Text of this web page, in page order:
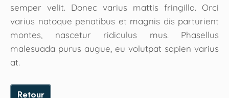
semper velit. Donec varius mattis fringilla. Orci
varius natoque penatibus et magnis dis parturient
montes, nascetur ridiculus mus. Phasellus
malesuada purus augue, eu volutpat sapien varius
at.
Retour